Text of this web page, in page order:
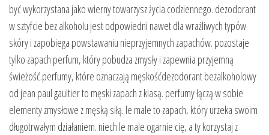
być wykorzystana jako wierny towarzysz życia codziennego. dezodorant
w sztyfcie bez alkoholu jest odpowiedni nawet dla wrażliwych typów
skóry i zapobiega powstawaniu nieprzyjemnych zapachów. pozostaje
tylko zapach perfum, który pobudza zmysły i zapewnia przyjemną
świeżość.perfumy, które oznaczają męskośćdezodorant bezalkoholowy
od jean paul gaultier to męski zapach z klasą. perfumy łączą w sobie
elementy zmysłowe z męską siłą. le male to zapach, który urzeka swoim
długotrwałym działaniem. niech le male ogarnie cię, a ty korzystaj z